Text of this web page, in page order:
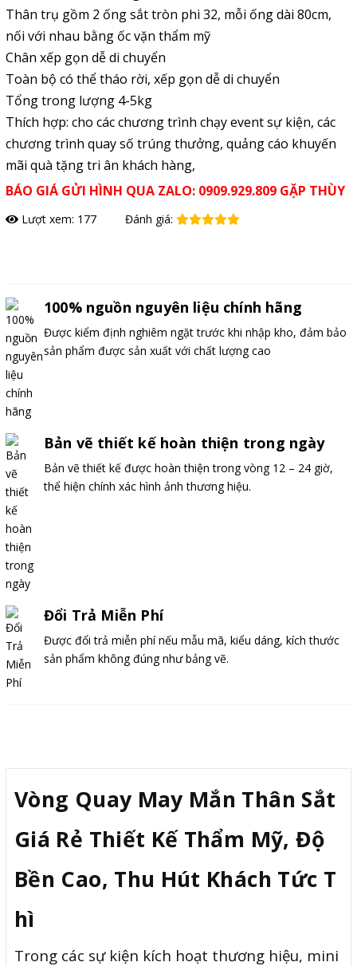
Thân trụ gồm 2 ống sắt tròn phi 32, mỗi ống dài 80cm,
nối với nhau bằng ốc vặn thẩm mỹ
Chân xếp gọn dễ di chuyển
Toàn bộ có thể tháo rời, xếp gọn dễ di chuyển
Tổng trong lượng 4-5kg
Thích hợp: cho các chương trình chạy event sự kiện, các
chương trình quay số trúng thưởng, quảng cáo khuyến
mãi quà tặng tri ân khách hàng,
BÁO GIÁ GỬI HÌNH QUA ZALO: 0909.929.809 GẶP THÙY
Lượt xem: 177 Đánh giá:
100% nguồn nguyên liệu chính hãng
Được kiểm định nghiêm ngặt trước khi nhập kho, đảm bảo
sản phẩm được sản xuất với chất lượng cao
Bản vẽ thiết kế hoàn thiện trong ngày
Bản vẽ thiết kế được hoàn thiện trong vòng 12 – 24 giờ,
thể hiện chính xác hình ảnh thương hiệu.
Đổi Trả Miễn Phí
Được đổi trả miễn phí nếu mẫu mã, kiểu dáng, kích thước
sản phẩm không đúng như bảng vẽ.
Vòng Quay May Mắn Thân Sắt
Giá Rẻ Thiết Kế Thẩm Mỹ, Độ
Bền Cao, Thu Hút Khách Tức T
hì
Trong các sự kiện kích hoạt thương hiệu, mini